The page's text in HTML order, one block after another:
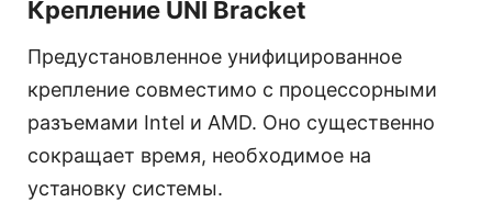
Крепление UNI Bracket
Предустановленное унифицированное
крепление совместимо с процессорными
разъемами Intel и AMD. Оно существенно
сокращает время, необходимое на
установку системы.